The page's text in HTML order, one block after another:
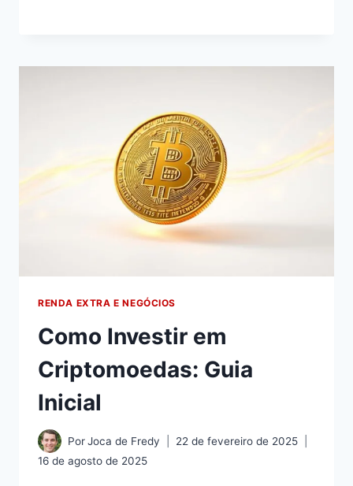
RENDA EXTRA E NEGÓCIOS
Como Investir em
Criptomoedas: Guia
Inicial
PorJoca de Fredy
22 de fevereiro de 2025
16 de agosto de 2025